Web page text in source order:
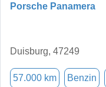
Porsche Panamera
Duisburg, 47249
57.000 km Benzin